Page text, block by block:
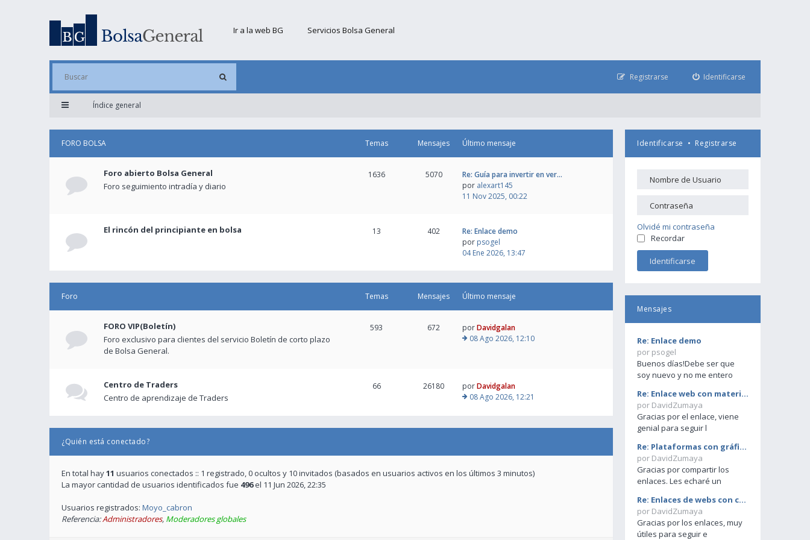
Ir a la web BG Servicios Bolsa General
Identificarse
Registrarse
Índice general
Identificarse • Registrarse
Olvidé mi contraseña
Recordar
Mensajes
Re: Enlace demo
por psogel
Buenos días!Debe ser que
soy nuevo y no me entero
Re: Enlace web con materias primas
por DavidZumaya
Gracias por el enlace, viene
genial para seguir l
Re: Plataformas con gráficos
por DavidZumaya
Gracias por compartir los
enlaces. Les echaré un
Re: Enlaces de webs con cotizaciones de tiempo rea
por DavidZumaya
Gracias por los enlaces, muy
útiles para seguir e
FORO BOLSA Temas Mensajes Último mensaje
Foro abierto Bolsa General
Foro seguimiento intradía y diario
1636 5070
Re: Guía para invertir en ver…
por alexart145
11 Nov 2025, 00:22
El rincón del principiante en bolsa 13 402
Re: Enlace demo
por psogel
04 Ene 2026, 13:47
Foro Temas Mensajes Último mensaje
FORO VIP(Boletín)
Foro exclusivo para clientes del servicio Boletín de corto plazo
de Bolsa General.
593 672 porDavidgalan
08 Ago 2026, 12:10
Centro de Traders
Centro de aprendizaje de Traders
66 26180 porDavidgalan
08 Ago 2026, 12:21
¿Quién está conectado?
En total hay11 usuarios conectados :: 1 registrado, 0 ocultos y 10 invitados (basados en usuarios activos en los últimos 3 minutos)
La mayor cantidad de usuarios identificados fue 496el 11 Jun 2026, 22:35
Usuarios registrados: Moyo_cabron
Referencia:Administradores, Moderadores globales